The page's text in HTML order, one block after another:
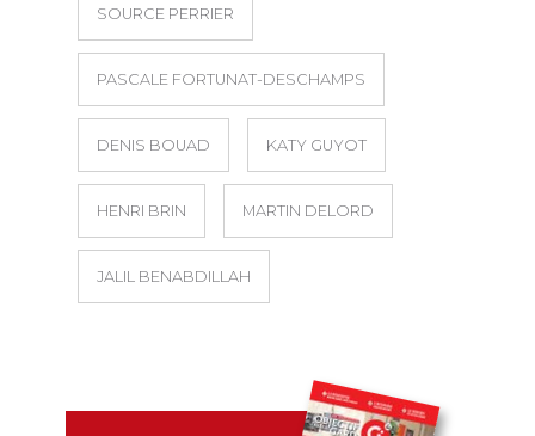
SOURCE PERRIER
PASCALE FORTUNAT-DESCHAMPS
DENIS BOUAD KATY GUYOT
HENRI BRIN MARTIN DELORD
JALIL BENABDILLAH